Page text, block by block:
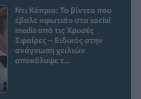
Ντι Κάπριο: Το βίντεο που
έβαλε «φωτιά» στα social
media από τις Χρυσές
Σφαίρες – Ειδικός στην
ανάγνωση χειλιών
αποκάλυψε τ...